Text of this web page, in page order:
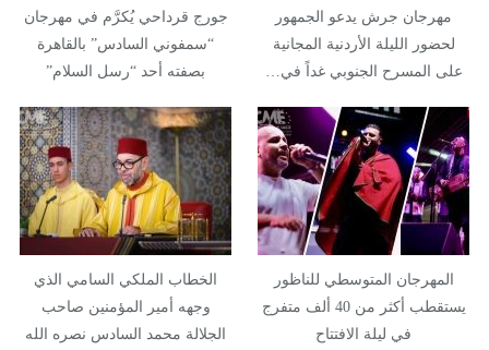
مهرجان جرش يدعو الجمهور
لحضور الليلة الأردنية المجانية
على المسرح الجنوبي غداً في…
جورج قرداحي يُكرَّم في مهرجان
“سمفوني السادس” بالقاهرة
بصفته أحد “رسل السلام”
المهرجان المتوسطي للناظور
يستقطب أكثر من 40 ألف متفرج
في ليلة الافتتاح
الخطاب الملكي السامي الذي
وجهه أمير المؤمنين صاحب
الجلالة محمد السادس نصره الله